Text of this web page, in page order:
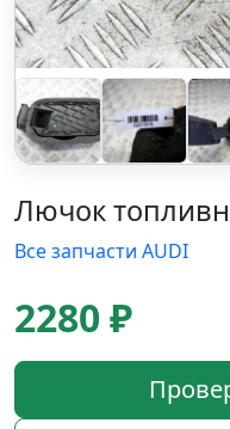
Лючок
Все запчасти AUDI
2280 ₽